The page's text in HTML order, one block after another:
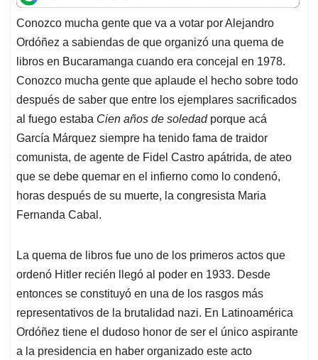
t
s
A
p
p
e
b
o
o
k
k
e
d
I
n
i
l
e
a
d
s
Conozco mucha gente que va a votar por Alejandro
Ordóñez a sabiendas de que organizó una quema de
libros en Bucaramanga cuando era concejal en 1978.
Conozco mucha gente que aplaude el hecho sobre todo
después de saber que entre los ejemplares sacrificados
al fuego estaba Cien años de soledadporque acá
García Márquez siempre ha tenido fama de traidor
comunista, de agente de Fidel Castro apátrida, de ateo
que se debe quemar en el infierno como lo condenó,
horas después de su muerte, la congresista Maria
Fernanda Cabal.
La quema de libros fue uno de los primeros actos que
ordenó Hitler recién llegó al poder en 1933. Desde
entonces se constituyó en una de los rasgos más
representativos de la brutalidad nazi. En Latinoamérica
Ordóñez tiene el dudoso honor de ser el único aspirante
a la presidencia en haber organizado este acto